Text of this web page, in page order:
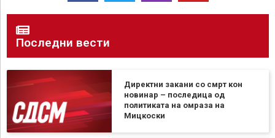
Последни вести
Директни закани со смрт кон
новинар – последица од
политиката на омраза на
Мицкоски